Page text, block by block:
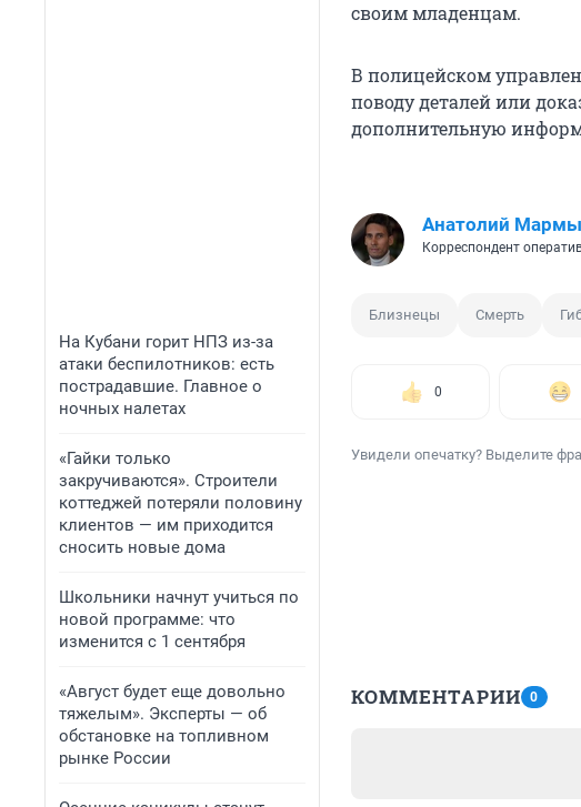
На Кубани горит НПЗ из-за
атаки беспилотников: есть
пострадавшие. Главное о
ночных налетах
«Гайки только
закручиваются». Строители
коттеджей потеряли половину
клиентов — им приходится
сносить новые дома
Школьники начнут учиться по
новой программе: что
изменится с 1 сентября
«Август будет еще довольно
тяжелым». Эксперты — об
обстановке на топливном
рынке России
своим младенцам.
В полицейском
поводу деталей или
дополнительную
Анатолий
Корреспондент
Близнецы Смерть
0
Увидели опечатку? Выделите
КОММЕНТАРИИ 0